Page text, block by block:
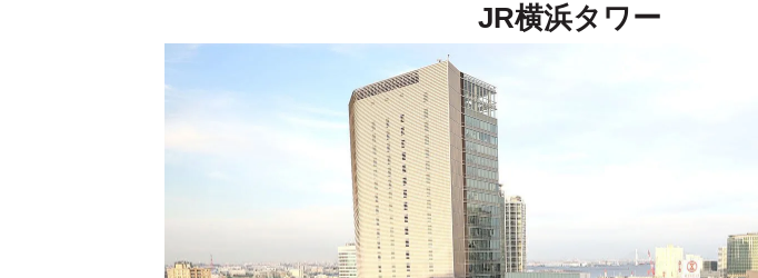
JR横浜タワー